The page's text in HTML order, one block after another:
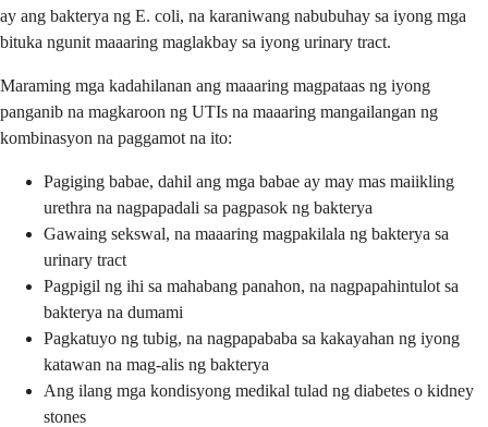
ay ang bakterya ng E. coli, na karaniwang nabubuhay sa iyong mga
bituka ngunit maaaring maglakbay sa iyong urinary tract.
Maraming mga kadahilanan ang maaaring magpataas ng iyong
panganib na magkaroon ng UTIs na maaaring mangailangan ng
kombinasyon na paggamot na ito:
Pagiging babae, dahil ang mga babae ay may mas maiikling
urethra na nagpapadali sa pagpasok ng bakterya
Gawaing sekswal, na maaaring magpakilala ng bakterya sa
urinary tract
Pagpigil ng ihi sa mahabang panahon, na nagpapahintulot sa
bakterya na dumami
Pagkatuyo ng tubig, na nagpapababa sa kakayahan ng iyong
katawan na mag-alis ng bakterya
Ang ilang mga kondisyong medikal tulad ng diabetes o kidney
stones